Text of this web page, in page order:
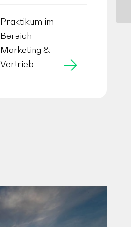
Praktikum im
Bereich
Marketing &
Vertrieb